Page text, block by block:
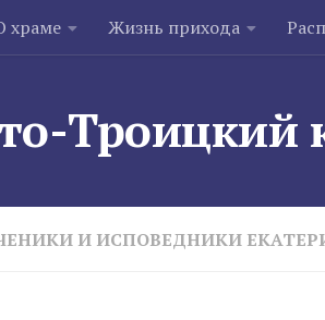
храме Жизнь прихода
Троицкий
И ИСПОВЕДНИКИ